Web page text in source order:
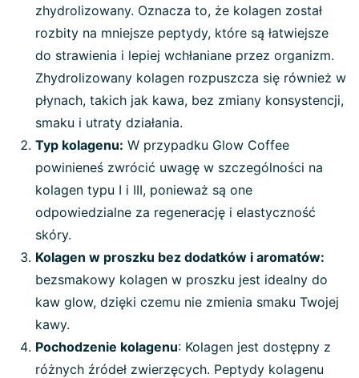
zhydrolizowany. Oznacza to, że kolagen został
rozbity na mniejsze peptydy, które są łatwiejsze
do strawienia i lepiej wchłaniane przez organizm.
Zhydrolizowany kolagen rozpuszcza się również w
płynach, takich jak kawa, bez zmiany konsystencji,
smaku i utraty działania.
Typ kolagenu: W przypadku Glow Coffee
powinieneś zwrócić uwagę w szczególności na
kolagen typu I i III, ponieważ są one
odpowiedzialne za regenerację i elastyczność
skóry.
Kolagen w proszku bez dodatków i aromatów:
bezsmakowy kolagen w proszku jest idealny do
kaw glow, dzięki czemu nie zmienia smaku Twojej
kawy.
Pochodzenie kolagenu: Kolagen jest dostępny z
różnych źródeł zwierzęcych. Peptydy kolagenu